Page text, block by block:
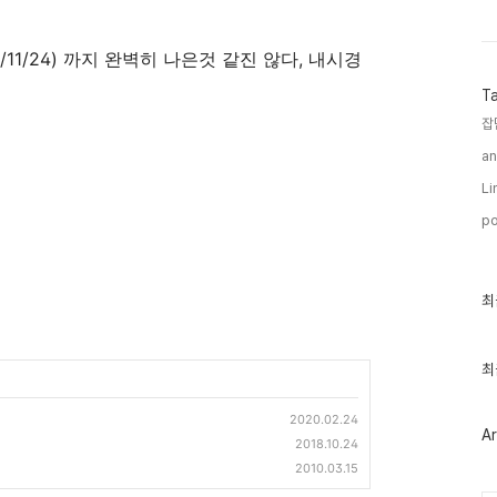
24) 까지 완벽히 나은것 같진 않다, 내시경
2020.02.24
2018.10.24
2010.03.15
잡
최
인